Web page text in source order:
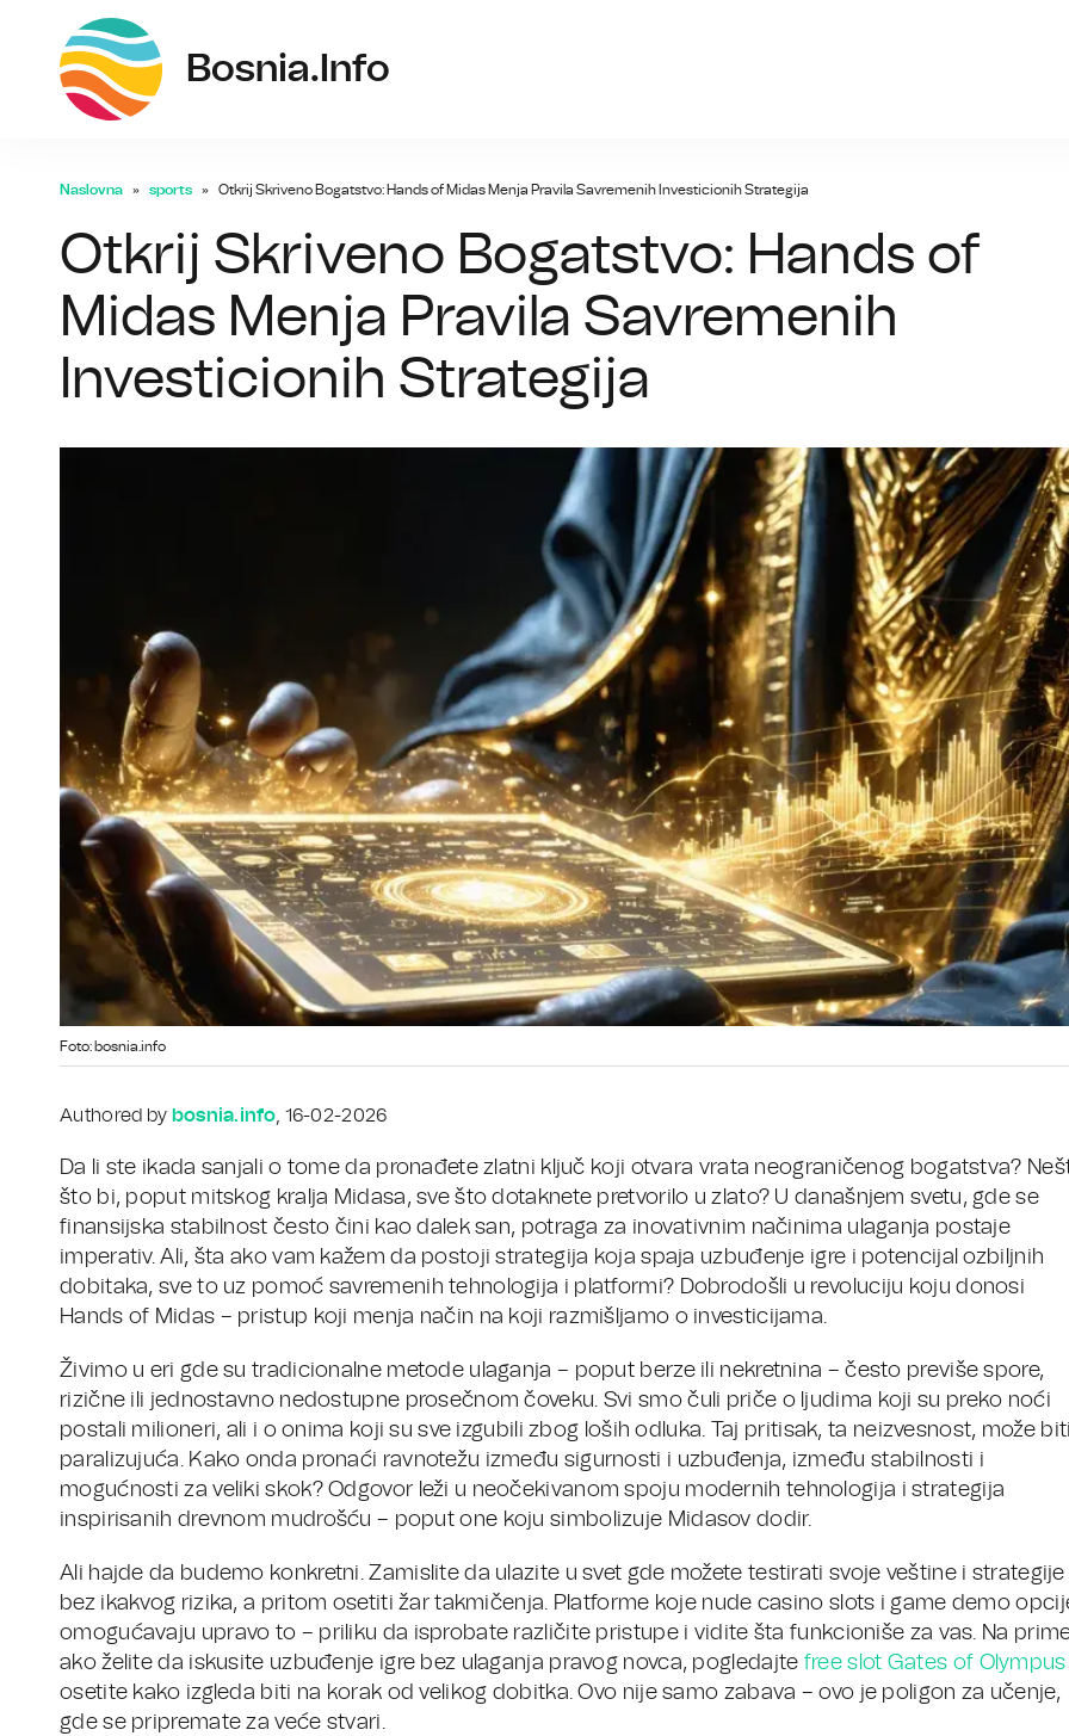
Bosnia.info
Naslovna sports Otkrij Skriveno Bogatstvo: Hands of Midas Menja Pravila Savremenih Investicionih Strategija
Otkrij Skriveno Bogatstvo: Hands of
Midas Menja Pravila Savremenih
Investicionih Strategija
Foto: bosnia.info
Authored by bosnia.info, 16-02-2026
Da li ste ikada sanjali o tome da pronađete zlatni ključ koji otvara vrata neograničenog bogatstva?
što bi, poput mitskog kralja Midasa, sve što dotaknete pretvorilo u zlato? U današnjem svetu, gde se
finansijska stabilnost često čini kao dalek san, potraga za inovativnim načinima ulaganja postaje
imperativ. Ali, šta ako vam kažem da postoji strategija koja spaja uzbuđenje igre i potencijal ozbiljnih
dobitaka, sve to uz pomoć savremenih tehnologija i platformi? Dobrodošli u revoluciju koju donosi
Hands of Midas – pristup koji menja način na koji razmišljamo o investicijama.
Živimo u eri gde su tradicionalne metode ulaganja – poput berze ili nekretnina – često previše spore,
rizične ili jednostavno nedostupne prosečnom čoveku. Svi smo čuli priče o ljudima koji su preko noći
postali milioneri, ali i o onima koji su sve izgubili zbog loših odluka. Taj pritisak, ta neizvesnost, može
paralizujuća. Kako onda pronaći ravnotežu između sigurnosti i uzbuđenja, između stabilnosti i
mogućnosti za veliki skok? Odgovor leži u neočekivanom spoju modernih tehnologija i strategija
inspirisanih drevnom mudrošću – poput one koju simbolizuje Midasov dodir.
Ali hajde da budemo konkretni. Zamislite da ulazite u svet gde možete testirati svoje veštine i strategije
bez ikakvog rizika, a pritom osetiti žar takmičenja. Platforme koje nude casino slots i game demo
omogućavaju upravo to – priliku da isprobate različite pristupe i vidite šta funkcioniše za vas. Na
ako želite da iskusite uzbuđenje igre bez ulaganja pravog novca, pogledajte free slot Gates of Olympus
osetite kako izgleda biti na korak od velikog dobitka. Ovo nije samo zabava – ovo je poligon za učenje,
gde se pripremate za veće stvari.